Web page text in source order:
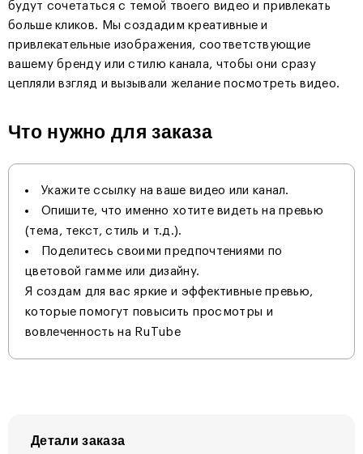
будут сочетаться с темой твоего видео и привлекать
больше кликов. Мы создадим креативные и
привлекательные изображения, соответствующие
вашему бренду или стилю канала, чтобы они сразу
цепляли взгляд и вызывали желание посмотреть видео.
Что нужно для заказа
Укажите ссылку на ваше видео или канал.
Опишите, что именно хотите видеть на превью
(тема, текст, стиль и т.д.).
Поделитесь своими предпочтениями по
цветовой гамме или дизайну.
Я создам для вас яркие и эффективные превью,
которые помогут повысить просмотры и
вовлеченность на RuTube
Детали заказа